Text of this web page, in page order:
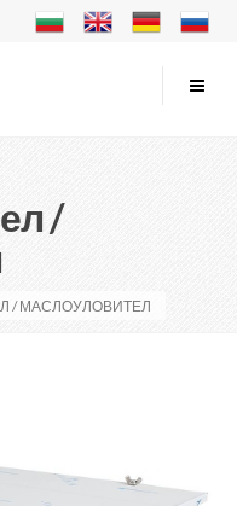
/
/ МАСЛОУЛОВИТЕЛ